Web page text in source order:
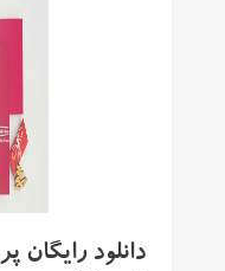
دانلود رایگان